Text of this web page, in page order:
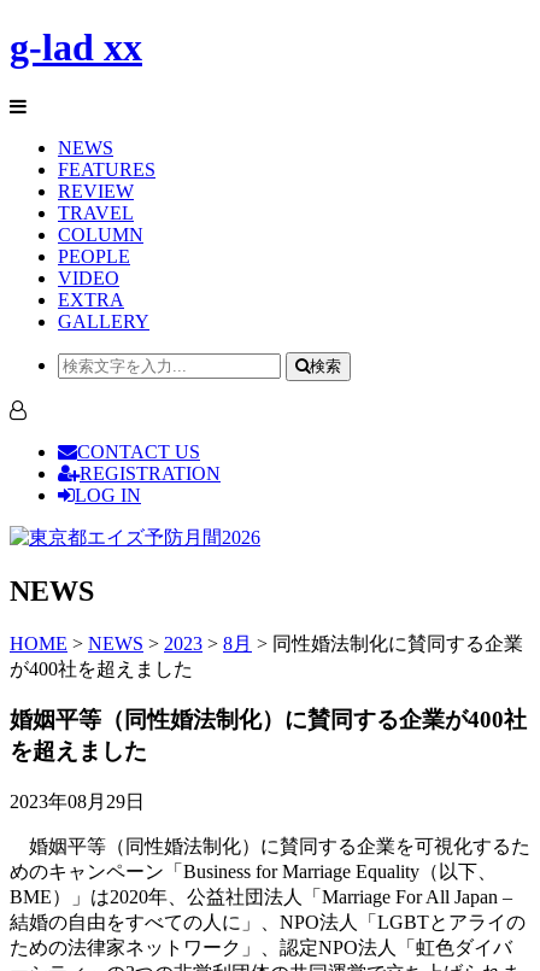
g-lad xx
NEWS
FEATURES
REVIEW
TRAVEL
COLUMN
PEOPLE
VIDEO
EXTRA
GALLERY
検索
CONTACT US
REGISTRATION
LOG IN
NEWS
HOME > NEWS > 2023 > 8月 > 同性婚法制化に賛同する企業
が400社を超えました
婚姻平等（同性婚法制化）に賛同する企業が400社
を超えました
2023年08月29日
婚姻平等（同性婚法制化）に賛同する企業を可視化するた
めのキャンペーン「Business for Marriage Equality（以下、
BME）」は2020年、公益社団法人「Marriage For All Japan –
結婚の自由をすべての人に」、NPO法人「LGBTとアライの
ための法律家ネットワーク」、認定NPO法人「虹色ダイバ